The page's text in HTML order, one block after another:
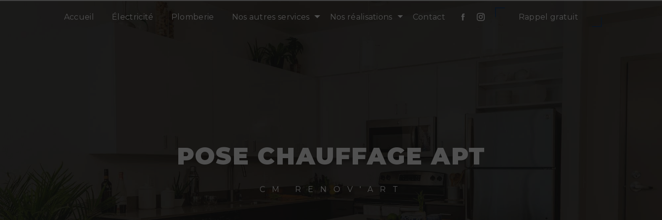
Accueil Électricité Plomberie Nos autres services Nos réalisations Contact Rappel gratuit
POSE CHAUFFAGE APT
CM RENOV'ART